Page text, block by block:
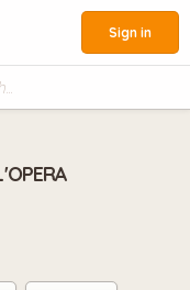
Sign in